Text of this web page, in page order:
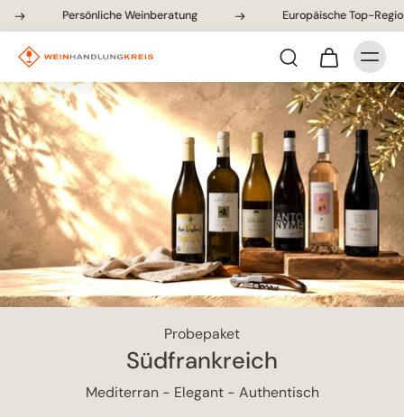
Persönliche Weinberatung Europäische Top-Regionen
Probepaket
Südfrankreich
Mediterran - Elegant - Authentisch